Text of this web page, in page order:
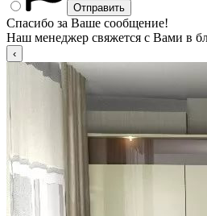
Спасибо за Ваше сообщение!
Наш менеджер свяжется с Вами в